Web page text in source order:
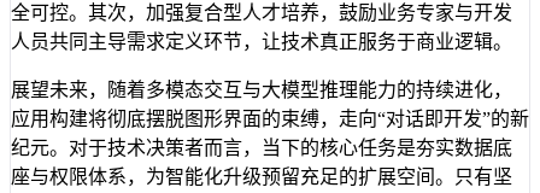
全可控。其次，加强复合型人才培养，鼓励业务专家与开发
人员共同主导需求定义环节，让技术真正服务于商业逻辑。
展望未来，随着多模态交互与大模型推理能力的持续进化，
应用构建将彻底摆脱图形界面的束缚，走向“对话即开发”的新
纪元。对于技术决策者而言，当下的核心任务是夯实数据底
座与权限体系，为智能化升级预留充足的扩展空间。只有坚